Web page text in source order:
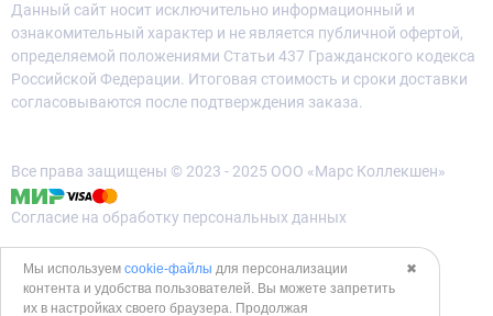
Данный сайт носит исключительно информационный и
ознакомительный характер и не является публичной офертой,
определяемой положениями Статьи 437 Гражданского кодекса
Российской Федерации. Итоговая стоимость и сроки доставки
согласовываются после подтверждения заказа.
Все права защищены © 2023 - 2025 ООО «Марс Коллекшен»
Согласие на обработку персональных данных
Политика использования cookies
✖
Мы используем cookie-файлы для персонализации
контента и удобства пользователей. Вы можете запретить
их в настройках своего браузера. Продолжая